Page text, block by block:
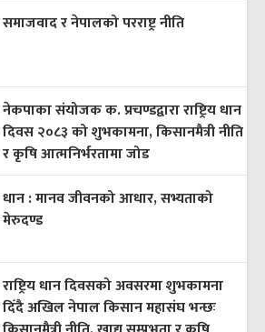
समाजवाद र नेपालको परराष्ट्र नीति
नेकपाका संयोजक क. प्रचण्डद्वारा राष्ट्रिय धान
दिवस २०८३ को शुभकामना, किसानमैत्री नीति
र कृषि आत्मनिर्भरतामा जोड
धान : मानव जीवनको आधार, सभ्यताको
मेरुदण्ड
राष्ट्रिय धान दिवसको अवसरमा शुभकामना
दिँदै अखिल नेपाल किसान महासंघ भन्छः